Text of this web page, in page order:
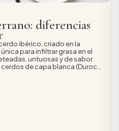
diferencias
ibérico, criado en la
para infiltrar grasa en el
untuosas y de sabor
de capa blanca (Duroc,
El ibérico exige curaciones
precintos oficiales de